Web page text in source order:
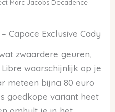
Marc Jacobs Decadence
Capace Exclusive Cady
zwaardere geuren,
waarschijnlijk op je
meteen bijna 80 euro
goedkope variant heet